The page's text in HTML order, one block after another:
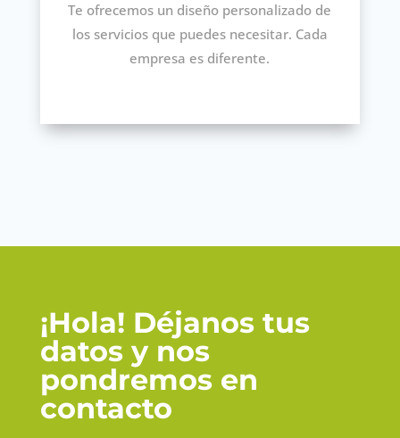
Te ofrecemos un diseño personalizado de
los servicios que puedes necesitar. Cada
empresa es diferente.
¡Hola! Déjanos tus
datos y nos
pondremos en
contacto